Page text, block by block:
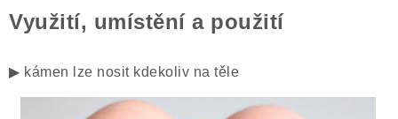
Využití, umístění a použití
▶ kámen lze nosit kdekoliv na těle